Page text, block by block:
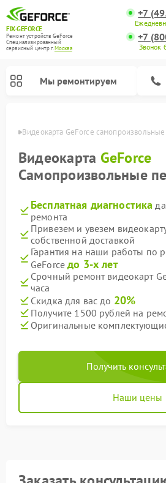
FIX-GEFORCE
Ремонт устройств GeForce
Специализированный
cервисный центр г.Москва
+7
+7
Звонок
Мы ремонтируем
Видеокарта GeForce самопроизвольные
Видеокарта GeForce
Самопроизвольные
Бесплатная диагностика
ремонта
Привезем и увезем
собственной доставкой
Гарантия на наши работы по
GeForceдо 3-х лет
Срочный ремонт видеокарт
часа
Скидка для вас до 20%
Получите 1500 рублей на
Оригинальные
Получить
Наши цены